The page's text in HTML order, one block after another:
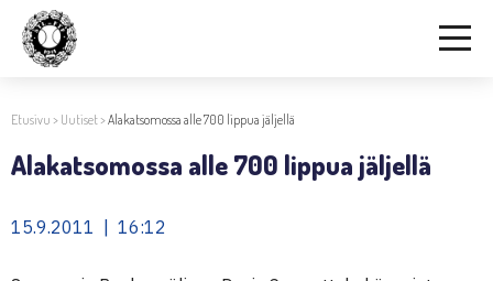
Etusivu > Uutiset>Alakatsomossa alle 700 lippua jäljellä
Alakatsomossa alle 700 lippua jäljellä
15.9.2011 | 16:12